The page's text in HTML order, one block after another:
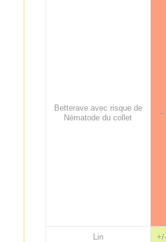
Betterave avec risque de
Nématode du collet
--
Lin
+/-